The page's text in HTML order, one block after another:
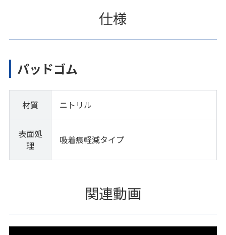
仕様
パッドゴム
材質 ニトリル
表面処
理
吸着痕軽減タイプ
関連動画